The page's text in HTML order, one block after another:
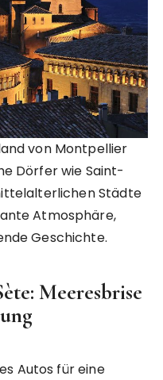
von Montpellier
Dörfer wie Saint-
Städte
Atmosphäre,
Geschichte.
Meeresbrise
Autos für eine